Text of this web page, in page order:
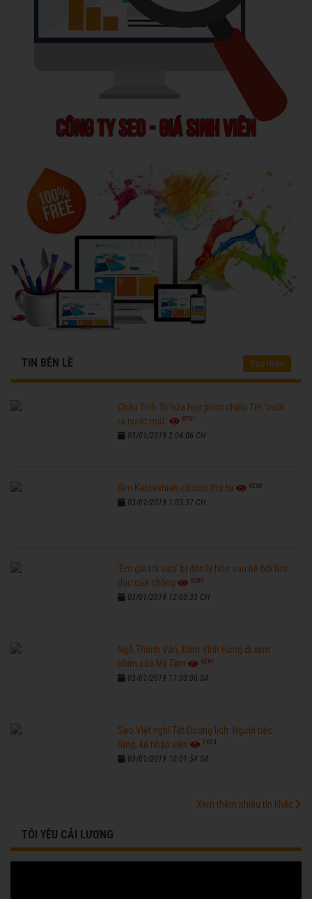
TIN BÊN LỀ Đọc thêm
Châu Tinh Trì hứa hẹn phim chiếu Tết 'cười
ra nước mắt'
6761
03/01/2019 2:04:06 CH
Kim Kardashian có con thứ tư 6260
03/01/2019 1:03:37 CH
'Em gái trà sữa' bị đồn ly hôn sau bê bối tình
dục của chồng
6580
03/01/2019 12:03:33 CH
Ngô Thanh Vân, Đàm Vĩnh Hưng đi xem
phim của Mỹ Tâm
6261
03/01/2019 11:03:00 SA
Sao Việt nghỉ Tết Dương lịch: Người tiệc
tùng, kẻ nhập viện
7674
03/01/2019 10:01:54 SA
Xem thêm nhiều tin khác
TÔI YÊU CẢI LƯƠNG